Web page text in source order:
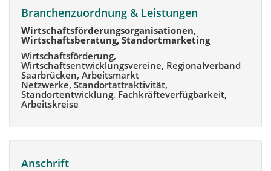
Branchenzuordnung & Leistungen
Wirtschaftsförderungsorganisationen,
Wirtschaftsberatung, Standortmarketing
Wirtschaftsförderung,
Wirtschaftsentwicklungsvereine, Regionalverband
Saarbrücken, Arbeitsmarkt
Netzwerke, Standortattraktivität,
Standortentwicklung, Fachkräfteverfügbarkeit,
Arbeitskreise
Anschrift